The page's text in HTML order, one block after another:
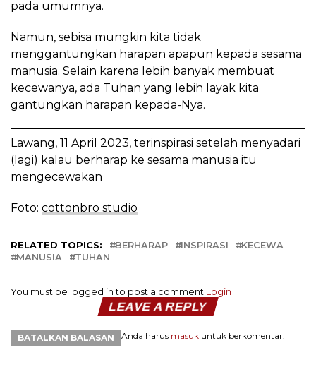
pada umumnya.
Namun, sebisa mungkin kita tidak
menggantungkan harapan apapun kepada sesama
manusia. Selain karena lebih banyak membuat
kecewanya, ada Tuhan yang lebih layak kita
gantungkan harapan kepada-Nya.
Lawang, 11 April 2023, terinspirasi setelah menyadari
(lagi) kalau berharap ke sesama manusia itu
mengecewakan
Foto: cottonbro studio
RELATED TOPICS: BERHARAP INSPIRASI
KECEWA
MANUSIA
TUHAN
You must be logged in to post a comment Login
LEAVE A REPLY
BATALKAN BALASAN Anda harus masuk untuk berkomentar.